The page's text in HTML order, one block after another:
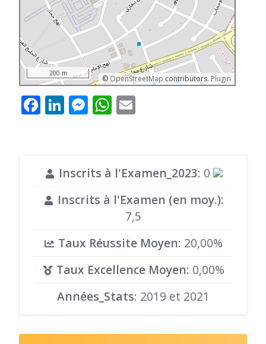
©OpenStreetMap contributors. Plugin
200 m
Facebook
LinkedIn
Messenger
WhatsApp
Inscrits à l'Examen_2023: 0
Inscrits à l'Examen (en moy.):
7,5
Taux Réussite Moyen: 20,00%
Taux Excellence Moyen: 0,00%
Années_Stats: 2019 et 2021